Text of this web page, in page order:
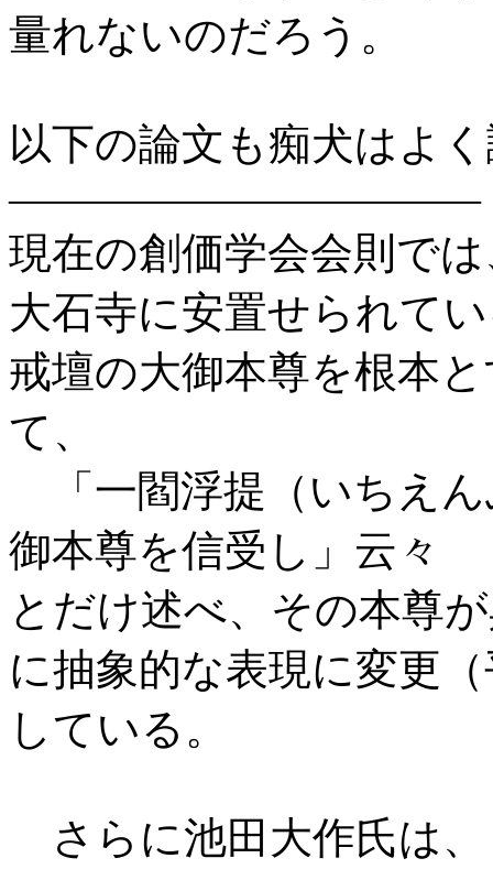
量れないのだろう。
以下の論文も痴犬はよ
―――――――――――
現在の創価学会会則で
大石寺に安置せられて
戒壇の大御本尊を根本
て、
「一閻浮提（いちえ
御本尊を信受し」云々
とだけ述べ、その本尊
に抽象的な表現に変更
している。
さらに池田大作氏は